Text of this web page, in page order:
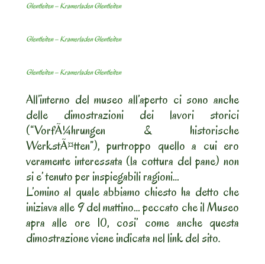
Glentleiten – Kramerladen Glentleiten
Glentleiten – Kramerladen Glentleiten
Glentleiten – Kramerladen Glentleiten
All’interno del museo all’aperto ci sono anche
delle dimostrazioni dei lavori storici
(“VorfÃ¼hrungen & historische
WerkstÃ¤tten”), purtroppo quello a cui ero
veramente interessata (la cottura del pane) non
si e’ tenuto per inspiegabili ragioni…
L’omino al quale abbiamo chiesto ha detto che
iniziava alle 9 del mattino… peccato che il Museo
apra alle ore 10, cosi’ come anche questa
dimostrazione viene indicata nel link del sito.